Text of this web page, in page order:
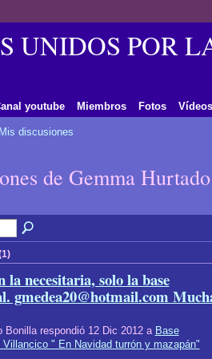
UNIDOS POR
youtube Miembros Fotos Vídeos
Mis discusiones
de Gemma
la necesitaria, solo la base
gmedea20@hotmail.com
Bonilla respondió 12 Dic 2012 a Base
" En Navidad turrón y mazapán"